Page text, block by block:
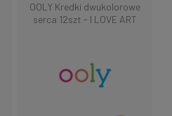
OOLY Kredki dwukolorowe
serca 12szt - I LOVE ART